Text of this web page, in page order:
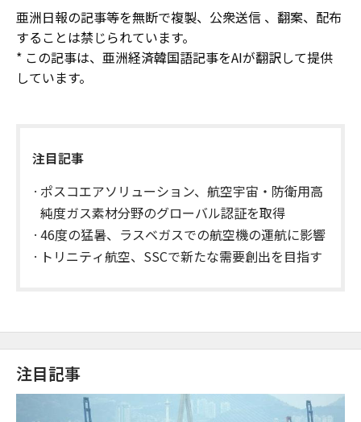
亜洲日報の記事等を無断で複製、公衆送信 、翻案、配布
することは禁じられています。
* この記事は、亜洲経済韓国語記事をAIが翻訳して提供
しています。
注目記事
ポスコエアソリューション、航空宇宙・防衛用高
純度ガス素材分野のグローバル認証を取得
46度の猛暑、ラスベガスでの航空機の運航に影響
トリニティ航空、SSCで新たな需要創出を目指す
注目記事